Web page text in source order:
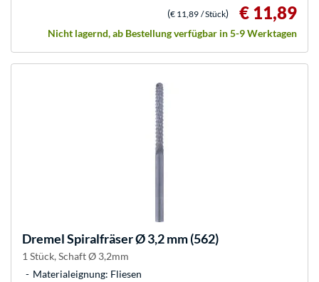
(€ 11,89 / Stück) € 11,89
Nicht lagernd, ab Bestellung verfügbar in 5-9 Werktagen
DremelSpiralfräser Ø 3,2 mm (562)
1 Stück, Schaft Ø 3,2mm
Materialeignung: Fliesen